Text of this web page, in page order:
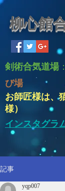
柳心館
剣術合気道場
び場
お師匠様は、
様）
インスタグラ
記事
yqp007